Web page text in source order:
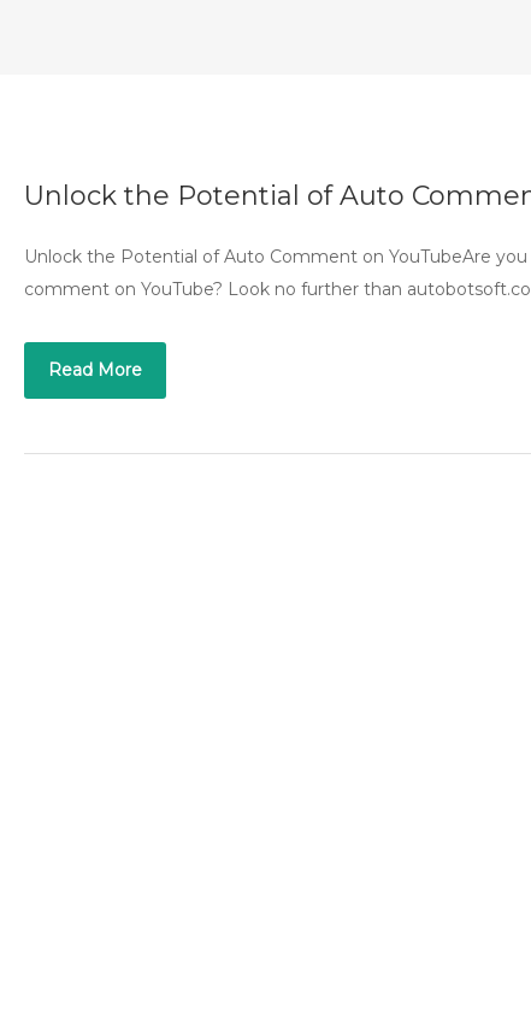
Unlock the Potential of Auto
Unlock the Potential of Auto Comment on YouTubeAre
comment on YouTube? Look no further than
Read More